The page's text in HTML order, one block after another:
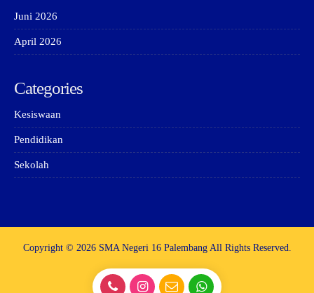
Juni 2026
April 2026
Categories
Kesiswaan
Pendidikan
Sekolah
Copyright © 2026 SMA Negeri 16 Palembang All Rights Reserved.